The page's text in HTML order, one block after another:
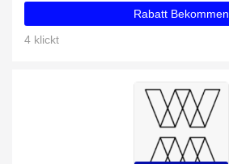
Rabatt Bekommen
4 klickt